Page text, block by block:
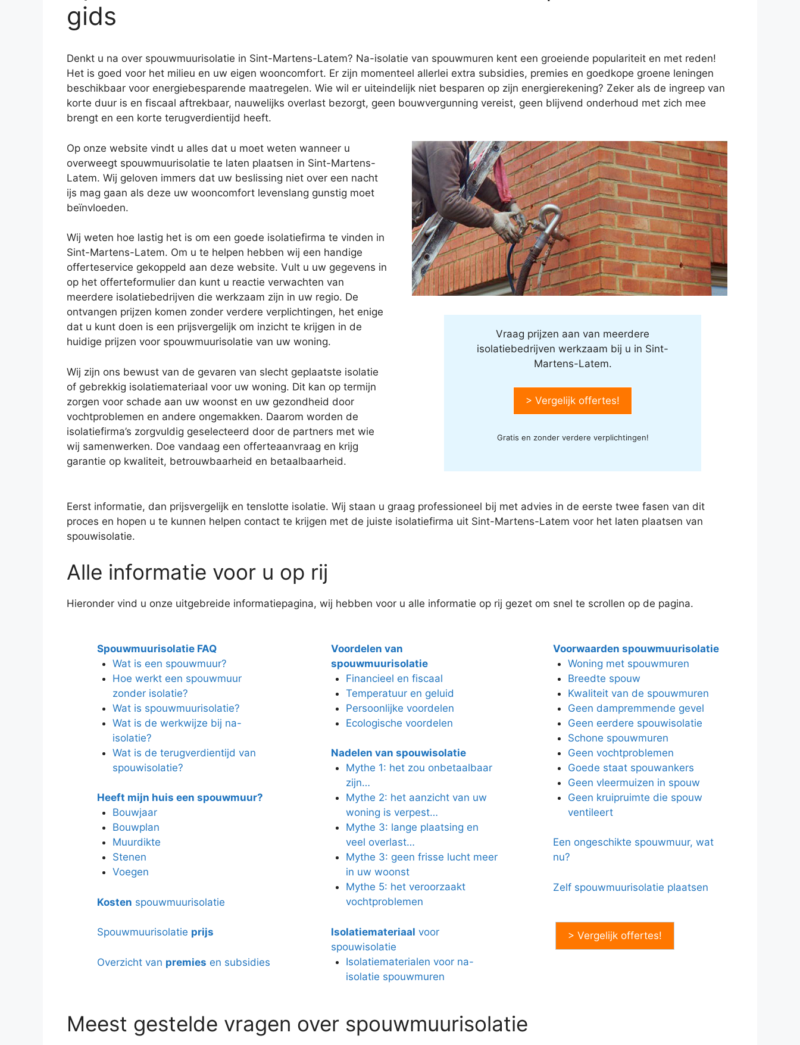
gids
Denkt u na over spouwmuurisolatie in Sint-Martens-Latem? Na-isolatie van spouwmuren kent een groeiende populariteit en met reden!
Het is goed voor het milieu en uw eigen wooncomfort. Er zijn momenteel allerlei extra subsidies, premies en goedkope groene leningen
beschikbaar voor energiebesparende maatregelen. Wie wil er uiteindelijk niet besparen op zijn energierekening? Zeker als de ingreep van
korte duur is en fiscaal aftrekbaar, nauwelijks overlast bezorgt, geen bouwvergunning vereist, geen blijvend onderhoud met zich mee
brengt en een korte terugverdientijd heeft.
Op onze website vindt u alles dat u moet weten wanneer u
overweegt spouwmuurisolatie te laten plaatsen in Sint-Martens-
Latem. Wij geloven immers dat uw beslissing niet over een nacht
ijs mag gaan als deze uw wooncomfort levenslang gunstig moet
beïnvloeden.
Wij weten hoe lastig het is om een goede isolatiefirma te vinden in
Sint-Martens-Latem. Om u te helpen hebben wij een handige
offerteservice gekoppeld aan deze website. Vult u uw gegevens in
op het offerteformulier dan kunt u reactie verwachten van
meerdere isolatiebedrijven die werkzaam zijn in uw regio. De
ontvangen prijzen komen zonder verdere verplichtingen, het enige
dat u kunt doen is een prijsvergelijk om inzicht te krijgen in de
huidige prijzen voor spouwmuurisolatie van uw woning.
Wij zijn ons bewust van de gevaren van slecht geplaatste isolatie
of gebrekkig isolatiemateriaal voor uw woning. Dit kan op termijn
zorgen voor schade aan uw woonst en uw gezondheid door
vochtproblemen en andere ongemakken. Daarom worden de
isolatiefirma’s zorgvuldig geselecteerd door de partners met wie
wij samenwerken. Doe vandaag een offerteaanvraag en krijg
garantie op kwaliteit, betrouwbaarheid en betaalbaarheid.
Vraag prijzen aan van meerdere
isolatiebedrijven werkzaam bij u in Sint-
Martens-Latem.
> Vergelijk offertes!
Gratis en zonder verdere verplichtingen!
Eerst informatie, dan prijsvergelijk en tenslotte isolatie. Wij staan u graag professioneel bij met advies in de eerste twee fasen van dit
proces en hopen u te kunnen helpen contact te krijgen met de juiste isolatiefirma uit Sint-Martens-Latem voor het laten plaatsen van
spouwisolatie.
Alle informatie voor u op rij
Hieronder vind u onze uitgebreide informatiepagina, wij hebben voor u alle informatie op rij gezet om snel te scrollen op de pagina.
Spouwmuurisolatie FAQ
Wat is een spouwmuur?
Hoe werkt een spouwmuur
zonder isolatie?
Wat is spouwmuurisolatie?
Wat is de werkwijze bij na-
isolatie?
Wat is de terugverdientijd van
spouwisolatie?
Heeft mijn huis een spouwmuur?
Bouwjaar
Bouwplan
Muurdikte
Stenen
Voegen
Kosten spouwmuurisolatie
Spouwmuurisolatie prijs
Overzicht van premies en subsidies
Voordelen van
spouwmuurisolatie
Financieel en fiscaal
Temperatuur en geluid
Persoonlijke voordelen
Ecologische voordelen
Nadelen van spouwisolatie
Mythe 1: het zou onbetaalbaar
zijn…
Mythe 2: het aanzicht van uw
woning is verpest…
Mythe 3: lange plaatsing en
veel overlast…
Mythe 3: geen frisse lucht meer
in uw woonst
Mythe 5: het veroorzaakt
vochtproblemen
Isolatiemateriaal voor
spouwisolatie
Isolatiematerialen voor na-
isolatie spouwmuren
Voorwaarden spouwmuurisolatie
Woning met spouwmuren
Breedte spouw
Kwaliteit van de spouwmuren
Geen dampremmende gevel
Geen eerdere spouwisolatie
Schone spouwmuren
Geen vochtproblemen
Goede staat spouwankers
Geen vleermuizen in spouw
Geen kruipruimte die spouw
ventileert
Een ongeschikte spouwmuur, wat
nu?
Zelf spouwmuurisolatie plaatsen
> Vergelijk offertes!
Meest gestelde vragen over spouwmuurisolatie